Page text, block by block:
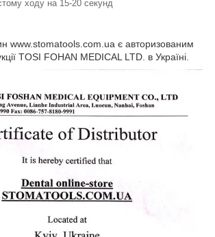
ходу на 15-20 секунд
www.stomatools.com.ua є авторизованим
TOSI FOHAN MEDICAL LTD. в Україні.